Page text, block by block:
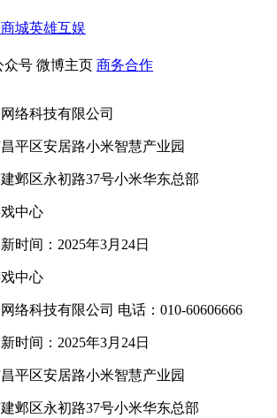
城英雄互娱
众号 微博主页 商务合作
络科技有限公司
平区安居路小米智慧产业园
邺区永初路37号小米华东总部
中心
时间：2025年3月24日
中心
络科技有限公司 电话：010-60606666
时间：2025年3月24日
平区安居路小米智慧产业园
邺区永初路37号小米华东总部